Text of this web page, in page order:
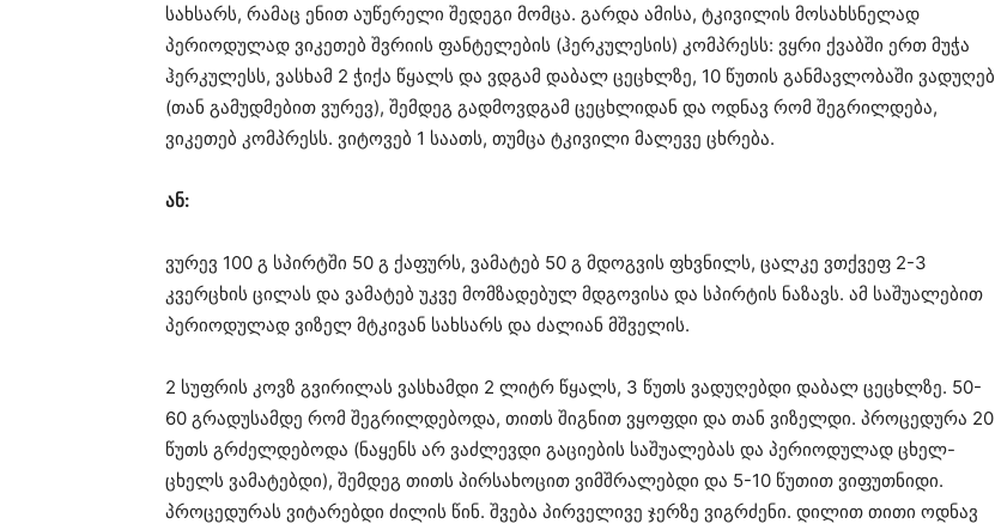
სახსარს, რამაც ენით აუწერელი შედეგი მომცა. გარდა ამისა, ტკივილის მოსახსნელად
პერიოდულად ვიკეთებ შვრიის ფანტელების (ჰერკულესის) კომპრესს: ვყრი ქვაბში ერთ მუჭა
ჰერკულესს, ვასხამ 2 ჭიქა წყალს და ვდგამ დაბალ ცეცხლზე, 10 წუთის განმავლობაში ვადუღებ
(თან გამუდმებით ვურევ), შემდეგ გადმოვდგამ ცეცხლიდან და ოდნავ რომ შეგრილდება,
ვიკეთებ კომპრესს. ვიტოვებ 1 საათს, თუმცა ტკივილი მალევე ცხრება.
ან:
ვურევ 100 გ სპირტში 50 გ ქაფურს, ვამატებ 50 გ მდოგვის ფხვნილს, ცალკე ვთქვეფ 2-3
კვერცხის ცილას და ვამატებ უკვე მომზადებულ მდგოვისა და სპირტის ნაზავს. ამ საშუალებით
პერიოდულად ვიზელ მტკივან სახსარს და ძალიან მშველის.
2 სუფრის კოვზ გვირილას ვასხამდი 2 ლიტრ წყალს, 3 წუთს ვადუღებდი დაბალ ცეცხლზე. 50-
60 გრადუსამდე რომ შეგრილდებოდა, თითს შიგნით ვყოფდი და თან ვიზელდი. პროცედურა 20
წუთს გრძელდებოდა (ნაყენს არ ვაძლევდი გაციების საშუალებას და პერიოდულად ცხელ-
ცხელს ვამატებდი), შემდეგ თითს პირსახოცით ვიმშრალებდი და 5-10 წუთით ვიფუთნიდი.
პროცედურას ვიტარებდი ძილის წინ. შვება პირველივე ჯერზე ვიგრძენი. დილით თითი ოდნავ